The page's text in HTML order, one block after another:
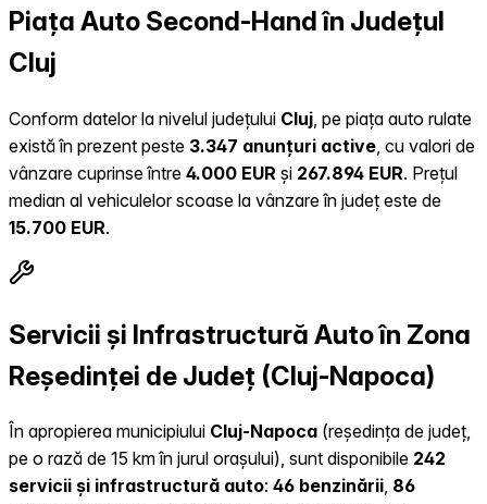
Piața Auto Second-Hand în Județul
Cluj
Conform datelor la nivelul județului Cluj , pe piața auto rulate
există în prezent peste 3.347 anunțuri active , cu valori de
vânzare cuprinse între 4.000 EUR și 267.894 EUR. Prețul
median al vehiculelor scoase la vânzare în județ este de
15.700 EUR.
Servicii și Infrastructură Auto în Zona
Reședinței de Județ (Cluj-Napoca)
În apropierea municipiului Cluj-Napoca (reședința de județ,
pe o rază de 15 km în jurul orașului), sunt disponibile 242
servicii și infrastructură auto: 46 benzinării, 86